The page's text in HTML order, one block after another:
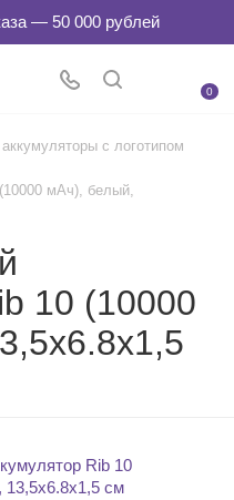
0
с логотипом
мАч), белый,
10 (10000